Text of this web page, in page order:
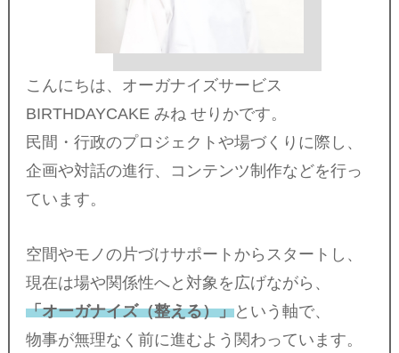
こんにちは、オーガナイズサービス
BIRTHDAYCAKE みね せりかです。
民間・行政のプロジェクトや場づくりに際し、
企画や対話の進行、コンテンツ制作などを行っ
ています。
空間やモノの片づけサポートからスタートし、
現在は場や関係性へと対象を広げながら、
「オーガナイズ（整える）」という軸で、
物事が無理なく前に進むよう関わっています。